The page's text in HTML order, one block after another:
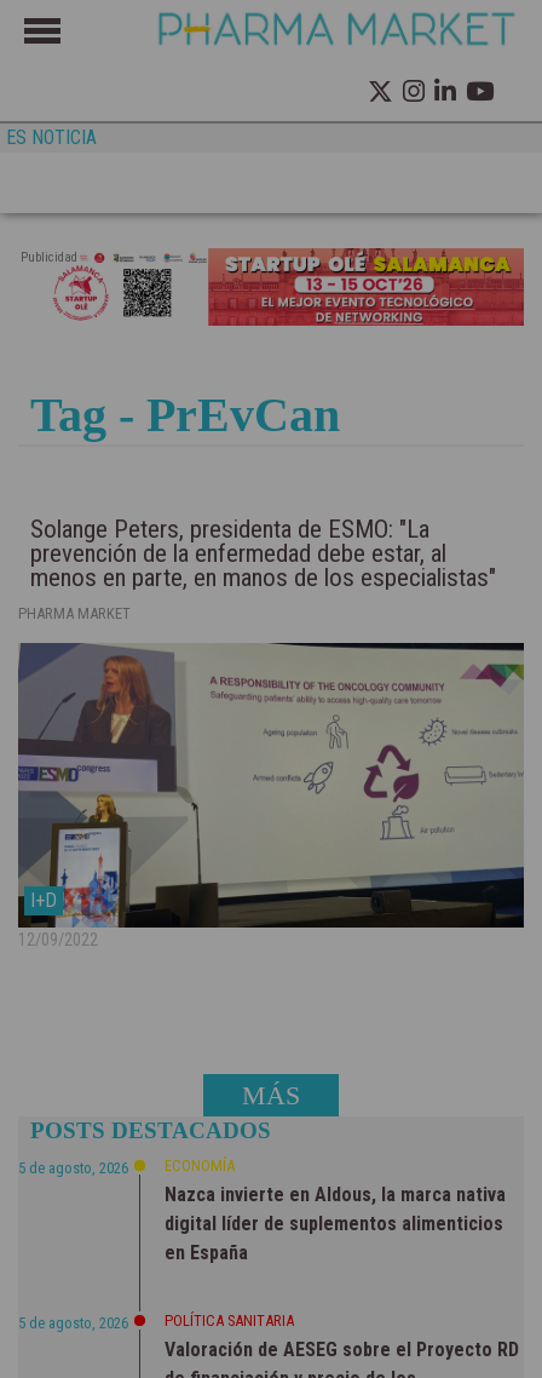
ES NOTICIA
Publicidad
Tag - PrEvCan
Solange Peters, presidenta de ESMO: "La
prevención de la enfermedad debe estar, al
menos en parte, en manos de los especialistas"
PHARMA MARKET
I+D
12/09/2022
MÁS
NOTICIAS
POSTS DESTACADOS
5 de agosto, 2026 ECONOMÍA
Nazca invierte en Aldous, la marca nativa
digital líder de suplementos alimenticios
en España
5 de agosto, 2026 POLÍTICA SANITARIA
Valoración de AESEG sobre el Proyecto RD